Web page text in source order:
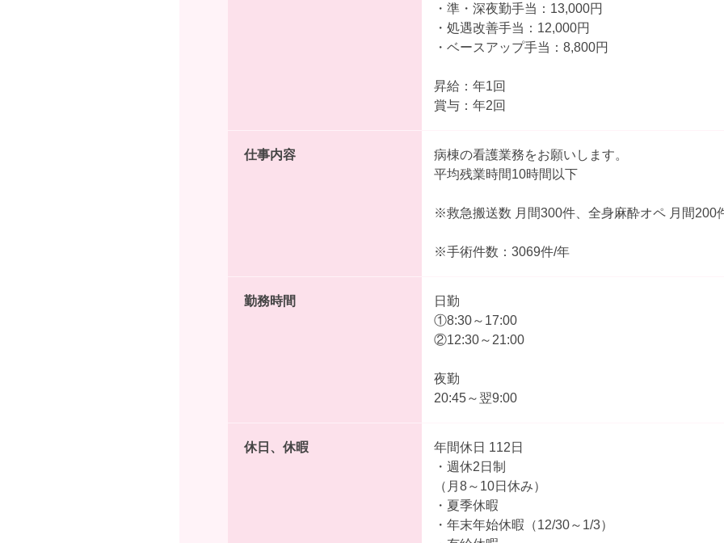
・準・深夜勤手当：13,000円
・処遇改善手当：12,000円
・ベースアップ手当：8,800円
昇給：年1回
賞与：年2回
仕事内容
病棟の看護業務をお願いします。
平均残業時間10時間以下
※救急搬送数 月間300件、全身麻酔オペ 月間200
※手術件数：3069件/年
勤務時間
日勤
①8:30～17:00
②12:30～21:00
夜勤
20:45～翌9:00
休日、休暇
年間休日 112日
・週休2日制
（月8～10日休み）
・夏季休暇
・年末年始休暇（12/30～1/3）